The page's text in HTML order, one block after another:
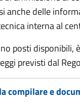
anche delle
interna al
posti disponibili,
previsti dal
compilare e